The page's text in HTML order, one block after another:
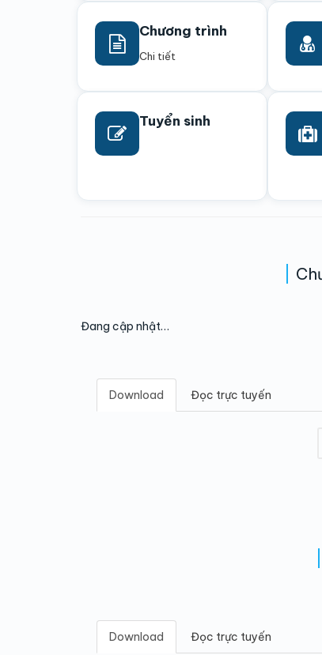
Chương trình
Chi tiết
Tuyển sinh
Đang cập nhật…
Download Đọc trực tuyến
Download Đọc trực tuyến